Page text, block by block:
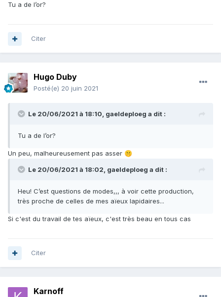
Tu a de l’or?
Citer
Hugo Duby
Posté(e) 20 juin 2021
Le 20/06/2021 à 18:10, gaeldeploeg a dit :
Tu a de l’or?
Un peu, malheureusement pas asser 🤫
Le 20/06/2021 à 18:02, gaeldeploeg a dit :
Heu! C’est questions de modes,,, à voir cette production,
très proche de celles de mes aïeux lapidaires...
Si c'est du travail de tes aïeux, c'est très beau en tous cas
Citer
Karnoff